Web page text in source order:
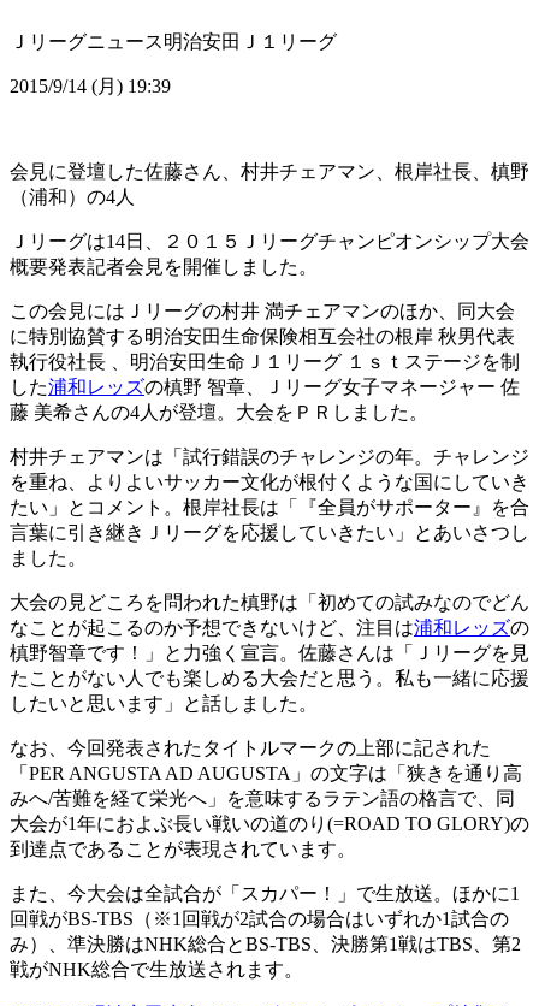
Ｊリーグニュース明治安田Ｊ１リーグ
2015/9/14 (月) 19:39
会見に登壇した佐藤さん、村井チェアマン、根岸社長、槙野
（浦和）の4人
Ｊリーグは14日、２０１５Ｊリーグチャンピオンシップ大会
概要発表記者会見を開催しました。
この会見にはＪリーグの村井 満チェアマンのほか、同大会
に特別協賛する明治安田生命保険相互会社の根岸 秋男代表
執行役社長 、明治安田生命Ｊ１リーグ １ｓｔステージを制
した浦和レッズの槙野 智章、Ｊリーグ女子マネージャー 佐
藤 美希さんの4人が登壇。大会をＰＲしました。
村井チェアマンは「試行錯誤のチャレンジの年。チャレンジ
を重ね、よりよいサッカー文化が根付くような国にしていき
たい」とコメント。根岸社長は「『全員がサポーター』を合
言葉に引き継きＪリーグを応援していきたい」とあいさつし
ました。
大会の見どころを問われた槙野は「初めての試みなのでどん
なことが起こるのか予想できないけど、注目は浦和レッズの
槙野智章です！」と力強く宣言。佐藤さんは「Ｊリーグを見
たことがない人でも楽しめる大会だと思う。私も一緒に応援
したいと思います」と話しました。
なお、今回発表されたタイトルマークの上部に記された
「PER ANGUSTA AD AUGUSTA」の文字は「狭きを通り高
みへ/苦難を経て栄光へ」を意味するラテン語の格言で、同
大会が1年におよぶ長い戦いの道のり(=ROAD TO GLORY)の
到達点であることが表現されています。
また、今大会は全試合が「スカパー！」で生放送。ほかに1
回戦がBS-TBS（※1回戦が2試合の場合はいずれか1試合の
み）、準決勝はNHK総合とBS-TBS、決勝第1戦はTBS、第2
戦がNHK総合で生放送されます。